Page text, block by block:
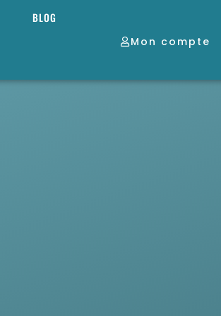
BLOG
Mon compte